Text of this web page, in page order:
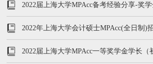
试内容
2022届上海大学MPAcc备考经验分享-奖
管综和英语
2022年上海大学会计硕士MPAcc(全日制)
2022届上海大学MPAcc一等奖学金学长